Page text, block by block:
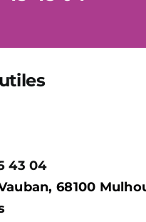
43 04
68100